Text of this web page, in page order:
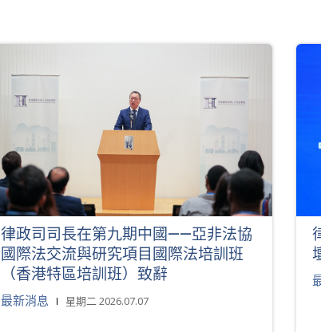
律政司司長在第九期中國——亞非法協
國際法交流與研究項目國際法培訓班
（香港特區培訓班）致辭
最新消息 星期二 2026.07.07